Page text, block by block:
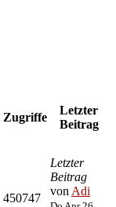
Zugriffe
Letzter
Beitrag
450747
Letzter
Beitrag
von Adi